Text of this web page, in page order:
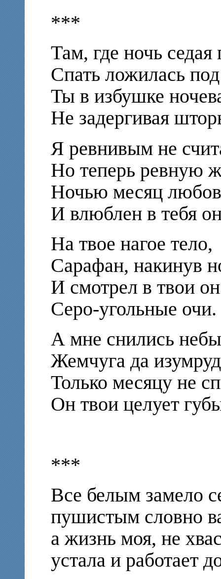
***
Там, где ночь седая
Спать ложилась
Ты в избушке
Не задергивая
Я ревнивым не
Но теперь ревную
Ночью месяц
И влюблен в тебя
На твое нагое тело,
Сарафан, накинув
И смотрел в твои
Серо-угольные очи.
А мне снились
Жемчуга да
Только месяцу не
Он твои целует
***
Все белым замело
пушистым словно
а жизнь моя, не
устала и работает